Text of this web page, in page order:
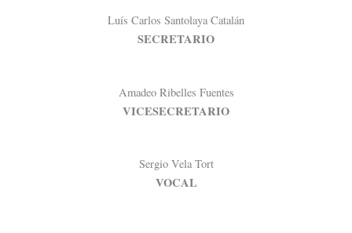
Luís Carlos Santolaya Catalán
SECRETARIO
Amadeo Ribelles Fuentes
VICESECRETARIO
Sergio Vela Tort
VOCAL